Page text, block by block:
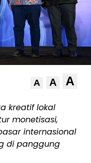
A A A
kreatif lokal
monetisasi,
internasional
di panggung